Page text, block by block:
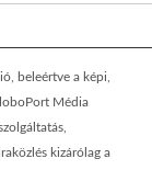
beleértve a képi,
Média
kizárólag a